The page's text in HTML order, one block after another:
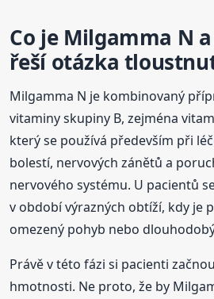
Co je Milgamma N
řeší otázka
Milgamma N je kombinovaný
vitaminy skupiny B, zejména
který se používá především při
bolestí, nervových zánětů a
nervového systému. U pacientů
v období výrazných obtíží, kdy je
omezený pohyb nebo
Právě v této fázi si pacienti
hmotnosti. Ne proto, že by